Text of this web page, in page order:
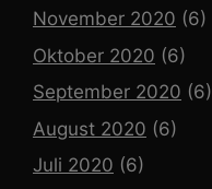
November 2020 (6)
Oktober 2020 (6)
September 2020 (6)
August 2020 (6)
Juli 2020 (6)